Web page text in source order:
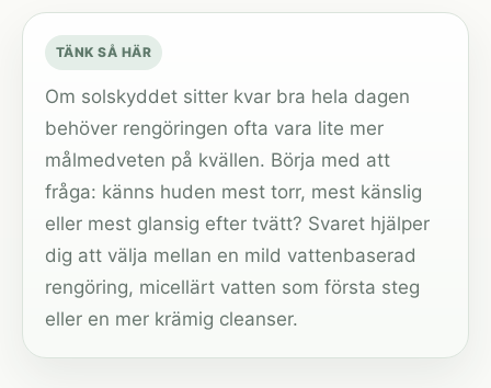
TÄNK SÅ HÄR
Om solskyddet sitter kvar bra hela dagen
behöver rengöringen ofta vara lite mer
målmedveten på kvällen. Börja med att
fråga: känns huden mest torr, mest känslig
eller mest glansig efter tvätt? Svaret hjälper
dig att välja mellan en mild vattenbaserad
rengöring, micellärt vatten som första steg
eller en mer krämig cleanser.